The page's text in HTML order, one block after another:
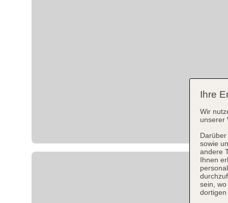
Ihre
Wir
unserer
sowie
andere
Ihnen
sein,
dortigen